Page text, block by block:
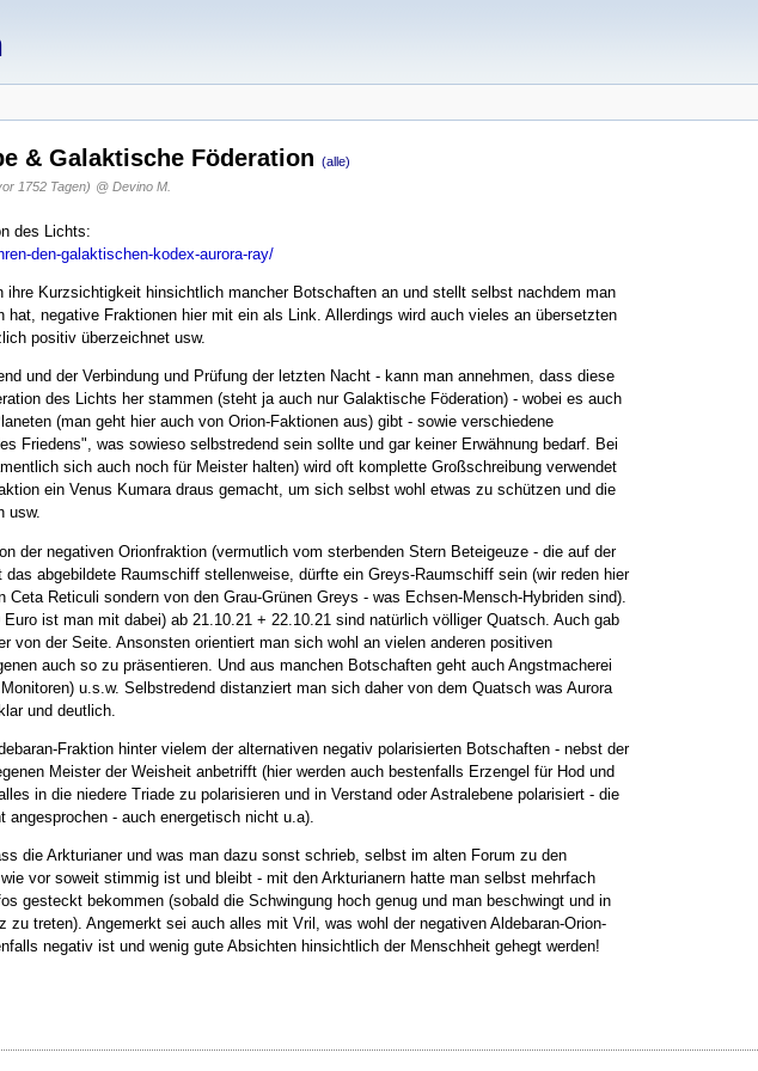
& Galaktische Föderation (alle)
1752 Tagen) @ Devino M.
des Lichts:
den-galaktischen-kodex-aurora-ray/
ihre Kurzsichtigkeit hinsichtlich mancher Botschaften an und stellt selbst nachdem man
negative Fraktionen hier mit ein als Link. Allerdings wird auch vieles an übersetzten
positiv überzeichnet usw.
und der Verbindung und Prüfung der letzten Nacht - kann man annehmen, dass diese
des Lichts her stammen (steht ja auch nur Galaktische Föderation) - wobei es auch
(man geht hier auch von Orion-Faktionen aus) gibt - sowie verschiedene
Friedens", was sowieso selbstredend sein sollte und gar keiner Erwähnung bedarf. Bei
sich auch noch für Meister halten) wird oft komplette Großschreibung verwendet
ein Venus Kumara draus gemacht, um sich selbst wohl etwas zu schützen und die
usw.
der negativen Orionfraktion (vermutlich vom sterbenden Stern Beteigeuze - die auf der
abgebildete Raumschiff stellenweise, dürfte ein Greys-Raumschiff sein (wir reden hier
Reticuli sondern von den Grau-Grünen Greys - was Echsen-Mensch-Hybriden sind).
ist man mit dabei) ab 21.10.21 + 22.10.21 sind natürlich völliger Quatsch. Auch gab
von der Seite. Ansonsten orientiert man sich wohl an vielen anderen positiven
auch so zu präsentieren. Und aus manchen Botschaften geht auch Angstmacherei
u.s.w. Selbstredend distanziert man sich daher von dem Quatsch was Aurora
und deutlich.
Fraktion hinter vielem der alternativen negativ polarisierten Botschaften - nebst der
Meister der Weisheit anbetrifft (hier werden auch bestenfalls Erzengel für Hod und
in die niedere Triade zu polarisieren und in Verstand oder Astralebene polarisiert - die
- auch energetisch nicht u.a).
die Arkturianer und was man dazu sonst schrieb, selbst im alten Forum zu den
vor soweit stimmig ist und bleibt - mit den Arkturianern hatte man selbst mehrfach
gesteckt bekommen (sobald die Schwingung hoch genug und man beschwingt und in
zu treten). Angemerkt sei auch alles mit Vril, was wohl der negativen Aldebaran-Orion-
negativ ist und wenig gute Absichten hinsichtlich der Menschheit gehegt werden!